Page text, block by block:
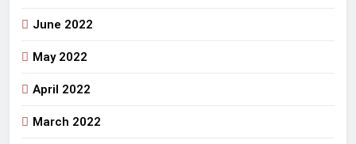
June 2022
May 2022
April 2022
March 2022